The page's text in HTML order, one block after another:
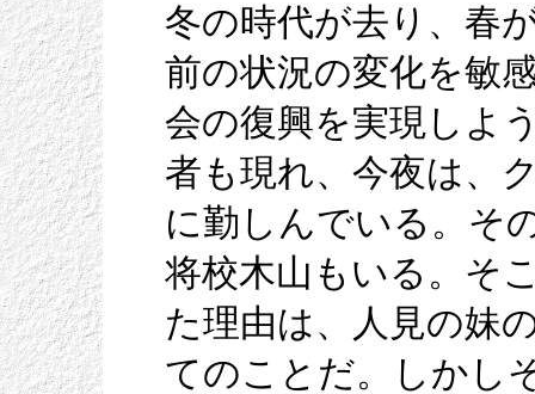
冬の時代が去り、春
前の状況の変化を敏
会の復興を実現しよ
者も現れ、今夜は、
に勤しんでいる。そ
将校木山もいる。そ
た理由は、人見の妹
てのことだ。しかし